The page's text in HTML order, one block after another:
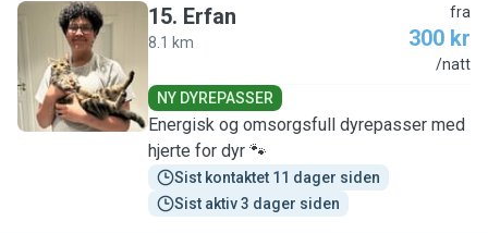
E
15. Erfan
8.1 km
fra
300 kr
/natt
NY DYREPASSER
Energisk og omsorgsfull dyrepasser med
hjerte for dyr 🐾
Sist kontaktet 11 dager siden
Sist aktiv 3 dager siden